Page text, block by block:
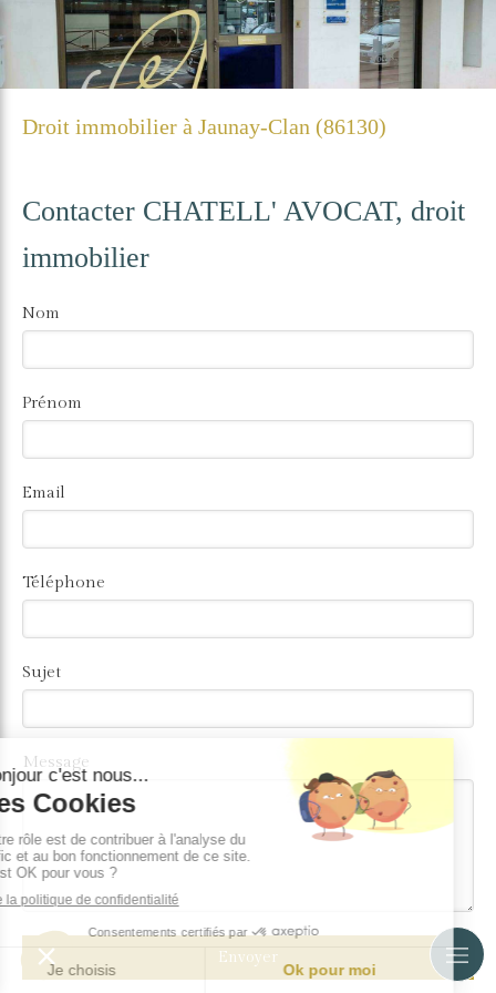
Droit immobilier à Jaunay-Clan (86130)
Contacter CHATELL' AVOCAT, droit
immobilier
Nom
Prénom
Email
Téléphone
Sujet
Message
Envoyer